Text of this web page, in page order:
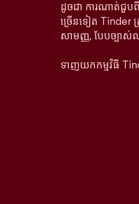
ដូចជា ការណាត់ជួបពី
ច្រើនទៀត Tinder ត្
សាមញ្ញ, បែបច្បាស់
ទាញយកកម្មវិធី